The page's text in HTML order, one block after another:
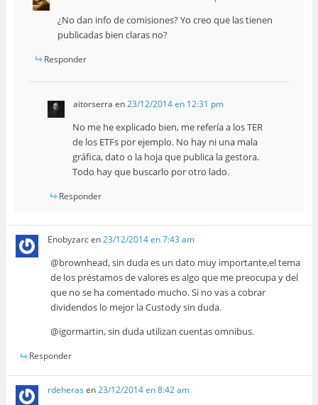
¿No dan info de comisiones? Yo creo que las tienen
publicadas bien claras no?
Responder
aitorserra en23/12/2014 en 12:31 pm
No me he explicado bien, me refería a los TER
de los ETFs por ejemplo. No hay ni una mala
gráfica, dato o la hoja que publica la gestora.
Todo hay que buscarlo por otro lado.
Responder
Enobyzarcen23/12/2014 en 7:43 am
@brownhead, sin duda es un dato muy importante,el tema
de los préstamos de valores es algo que me preocupa y del
que no se ha comentado mucho. Si no vas a cobrar
dividendos lo mejor la Custody sin duda.
@igormartin, sin duda utilizan cuentas omnibus.
Responder
rdeheras en23/12/2014 en 8:42 am